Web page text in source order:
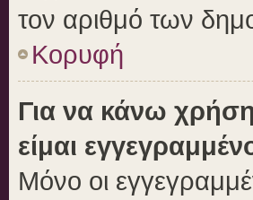
τον αριθμό των
Κορυφή
Για να κάνω
είμαι
Μόνο οι